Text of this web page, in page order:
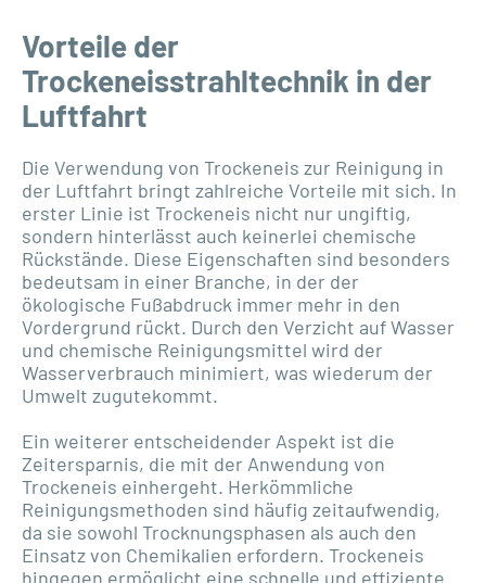
Vorteile der
Trockeneisstrahltechnik in der
Luftfahrt
Die Verwendung von Trockeneis zur Reinigung in
der Luftfahrt bringt zahlreiche Vorteile mit sich. In
erster Linie ist Trockeneis nicht nur ungiftig,
sondern hinterlässt auch keinerlei chemische
Rückstände. Diese Eigenschaften sind besonders
bedeutsam in einer Branche, in der der
ökologische Fußabdruck immer mehr in den
Vordergrund rückt. Durch den Verzicht auf Wasser
und chemische Reinigungsmittel wird der
Wasserverbrauch minimiert, was wiederum der
Umwelt zugutekommt.
Ein weiterer entscheidender Aspekt ist die
Zeitersparnis, die mit der Anwendung von
Trockeneis einhergeht. Herkömmliche
Reinigungsmethoden sind häufig zeitaufwendig,
da sie sowohl Trocknungsphasen als auch den
Einsatz von Chemikalien erfordern. Trockeneis
hingegen ermöglicht eine schnelle und effiziente